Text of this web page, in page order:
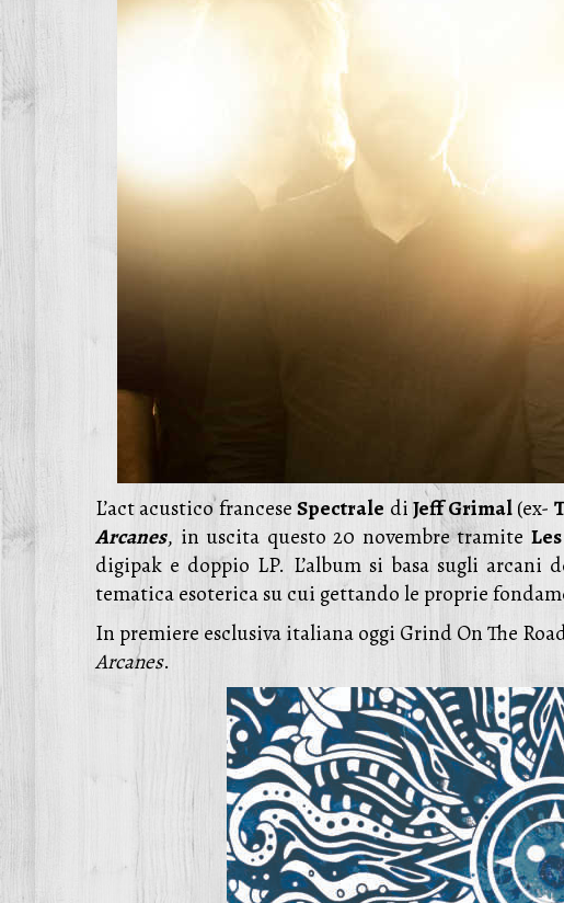
L’act acustico franceseSpectrale diJeff Grimal(ex-
Arcanes, in uscita questo 20 novembre tramite
digipak e doppio LP. L’album si basa sugli arcani
tematica esoterica su cui gettando le proprie
In premiere esclusiva italiana oggi Grind On The
Arcanes.